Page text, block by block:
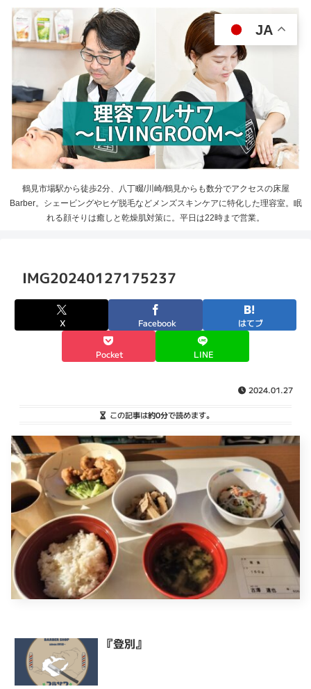
鶴見市場駅から徒歩2分、八丁畷/川崎/鶴見からも数分でアクセスの床屋
Barber。シェービングやヒゲ脱毛などメンズスキンケアに特化した理容室。眠
れる顔そりは癒しと乾燥肌対策に。平日は22時まで営業。
IMG20240127175237
X Facebook はてブ
Pocket LINE
2024.01.27
この記事は約0分で読めます。
『登別』
JA